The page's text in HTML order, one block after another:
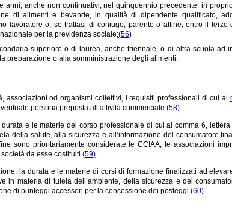
anche non continuativi, nel quinquennio precedente, in
di alimenti e bevande, in qualità di dipendente qualificato,
lavoratore o, se trattasi di coniuge, parente o affine, entro il terzo
per la previdenza sociale;(56)
superiore o di laurea, anche triennale, o di altra scuola ad
preparazione o alla somministrazione degli alimenti.
associazioni od organismi collettivi, i requisiti professionali di cui al
persona preposta all’attività commerciale.(58)
e le materie del corso professionale di cui al comma 6,
della salute, alla sicurezza e all’informazione del consumatore
sono prioritariamente considerate le CCIAA, le associazioni
da esse costituiti.(59)
la durata e le materie di corsi di formazione finalizzati ad
in materia di tutela dell’ambiente, della sicurezza e del
di punteggi accessori per la concessione dei posteggi.(60)